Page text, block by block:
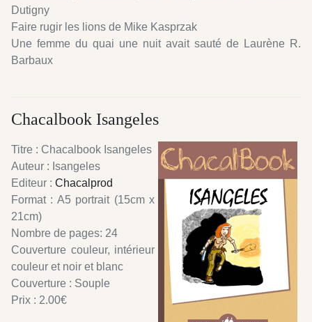
Dutigny
Faire rugir les lions de Mike Kasprzak
Une femme du quai une nuit avait sauté de Laurène R.
Barbaux
Chacalbook Isangeles
Titre : Chacalbook Isangeles
Auteur : Isangeles
Editeur : Chacalprod
Format : A5 portrait (15cm x
21cm)
Nombre de pages: 24
Couverture couleur, intérieur
couleur et noir et blanc
Couverture : Souple
Prix : 2.00€